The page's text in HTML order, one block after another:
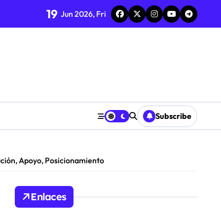
19 Jun 2026, Fri
Subscribe
Apoyo, Posicionamiento
Enlaces